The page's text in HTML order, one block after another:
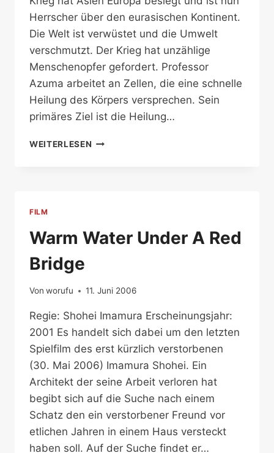
Herrscher über den eurasischen Kontinent.
Die Welt ist verwüstet und die Umwelt
verschmutzt. Der Krieg hat unzählige
Menschenopfer gefordert. Professor
Azuma arbeitet an Zellen, die eine schnelle
Heilung des Körpers versprechen. Sein
primäres Ziel ist die Heilung…
WEITERLESEN CASSHERN
FILM
Warm Water Under A Red
Bridge
Von worufu 11. Juni 2006
Regie: Shohei Imamura Erscheinungsjahr:
2001 Es handelt sich dabei um den letzten
Spielfilm des erst kürzlich verstorbenen
(30. Mai 2006) Imamura Shohei. Ein
Architekt der seine Arbeit verloren hat
begibt sich auf die Suche nach einem
Schatz den ein verstorbener Freund vor
etlichen Jahren in einem Haus versteckt
haben soll. Auf der Suche findet er…